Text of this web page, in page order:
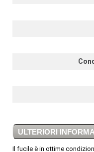
ULTERIORI
Il fucile è in ottime